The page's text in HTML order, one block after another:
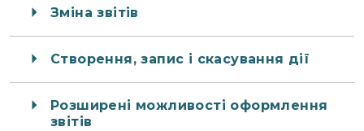
Зміна звітів
Створення, запис і скасування дії
Розширені можливості оформлення
звітів